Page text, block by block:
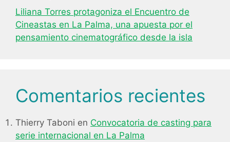
Liliana Torres protagoniza el Encuentro de
Cineastas en La Palma, una apuesta por el
pensamiento cinematográfico desde la isla
Comentarios recientes
Thierry Taboni en Convocatoria de casting para
serie internacional en La Palma